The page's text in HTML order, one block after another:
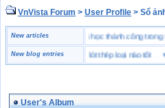
VnVista Forum > User Profile > Sổ
New articles
biệt” của Microsoft ♥4 bài học thành công
New blog entries
bảo hộ lót Kevlar và lót thép loại nào tốt♥
User's Album